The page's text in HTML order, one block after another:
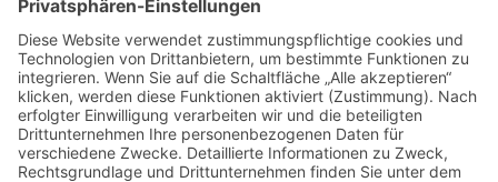
SCHREIBEN SIE UNS
SHOP BESUCHEN